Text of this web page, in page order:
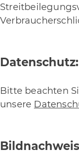
Datenschutz:
Bitte beachten
unsere